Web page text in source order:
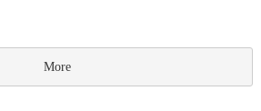
More